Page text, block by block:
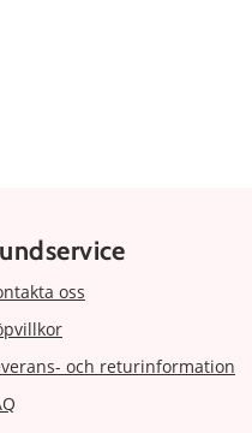
oss
och returinformation